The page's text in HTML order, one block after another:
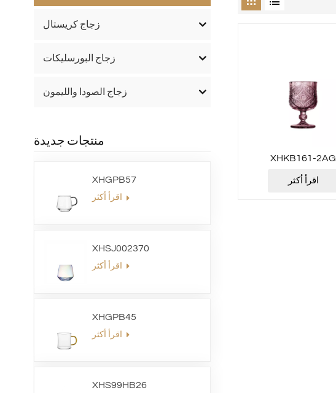
زجاج كريستال
زجاج البورسليكات
زجاج الصودا والليمون
منتجات جديدة
XHGPB57
XHSJ002370
XHGPB45
XHS99HB26
XHKB161-2AG
اقرأ أكثر